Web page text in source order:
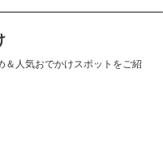
＆人気おでかけスポットをご紹